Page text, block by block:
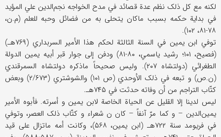
لکنه مع کل ذلک نظم عدة قصائد في مدح الخواجه نجم‌الدین علي المؤید
في بدایة حکمه بسبب ماکان یتحلی به من فضائل وحبه للعلم (م.ن،
۷۸-۸۱، ۱۰۲).
توفي ابن یمین في السنة الثالثة لحکم هذا الأمیر السربداري (۷۶۹هـ)
(فصیح، ۱۰۱؛ رشید یاسمي، ۸۰-۸۱) ودفن إلی جوار قبر أبیه یمین الدولة
الطغرائي (دولتشاه ۲۰۷). ولیس صحیحاً ماذکره دولتشاه السمرقندي
(ن.ص) و تبعه في ذلک الأوحدي (ص ۱۰۱) والشوشتري (۲/۶۷۳) وبعض
کتّاب التراجم من أن وفاته حدثت في ۷۴۵هـ.
لیس لدینا إلا القلیل عن الحیاة الخاصة لابن یمین و أسرته. فأبوه الأمیر
یمین‌الدین – و کما مرّ آنفاً – کان ن شعراء و کتّاب ذلک العصر، وتوفي
في فریومد سنة ۷۲۲هـ (ابن یمین، ۵۶۸)، وکانت أمه ماتزال علی قید